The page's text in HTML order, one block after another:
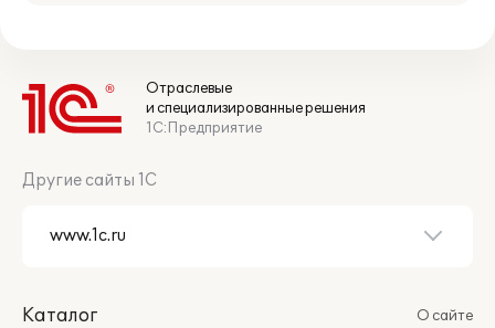
Отраслевые
и специализированные решения
1С:Предприятие
Другие сайты 1С
Каталог
О сайте